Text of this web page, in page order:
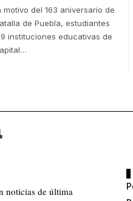
motivo del 163 aniversario de
de Puebla, estudiantes
instituciones educativas de
…
noticias de última